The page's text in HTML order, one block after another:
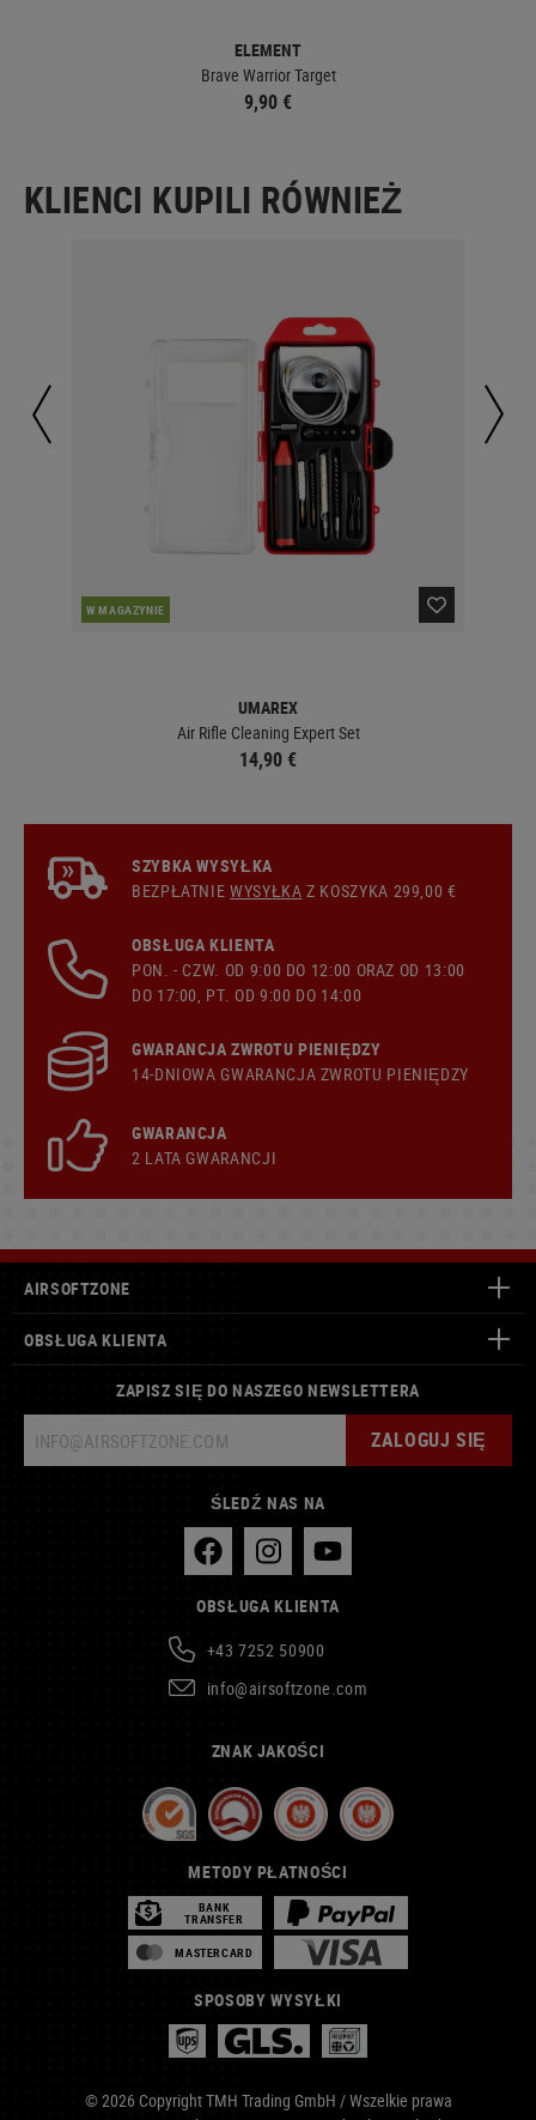
ELEMENT
Brave Warrior Target
9,90 €
KLIENCI KUPILI RÓWNIEŻ
W MAGAZYNIE
UMAREX
Air Rifle Cleaning Expert Set
14,90 €
SZYBKA WYSYŁKA
BEZPŁATNIEWYSYŁKA Z KOSZYKA 299,00 €
OBSŁUGA KLIENTA
PON. - CZW. OD 9:00 DO 12:00 ORAZ OD 13:00
DO 17:00, PT. OD 9:00 DO 14:00
GWARANCJA ZWROTU PIENIĘDZY
14-DNIOWA GWARANCJA ZWROTU PIENIĘDZY
GWARANCJA
2 LATA GWARANCJI
AIRSOFTZONE
OBSŁUGA KLIENTA
ZAPISZ SIĘ DO NASZEGO NEWSLETTERA
ZALOGUJ SIĘ
ŚLEDŹ NAS NA
OBSŁUGA KLIENTA
+43 7252 50900
info@airsoftzone.com
ZNAK JAKOŚCI
METODY PŁATNOŚCI
BANK
TRANSFER
MASTERCARD
SPOSOBY WYSYŁKI
© 2026 Copyright TMH Trading GmbH / Wszelkie prawa